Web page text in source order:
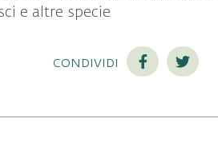
e altre specie
condividi